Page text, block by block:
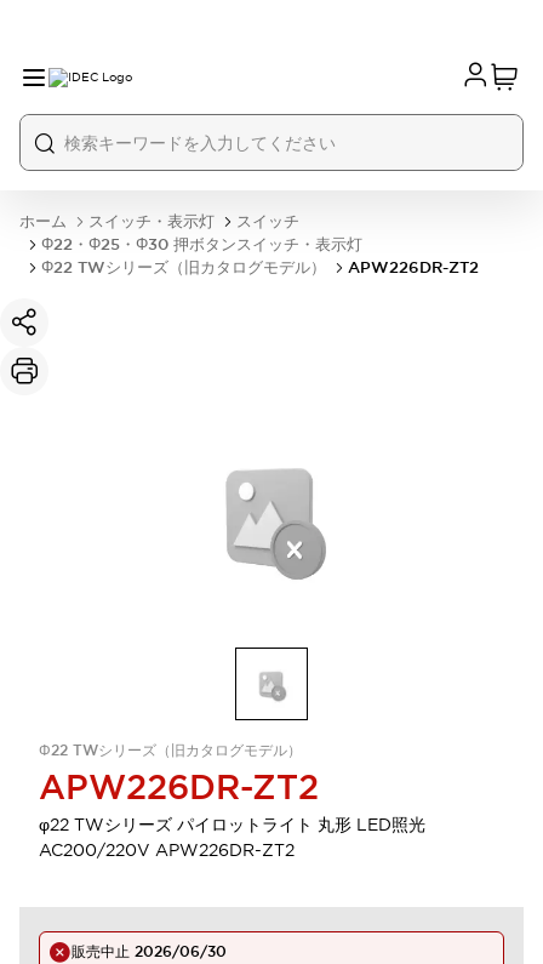
ホーム スイッチ・表示灯
スイッチ
Φ22・Φ25・Φ30 押ボタンスイッチ・表示灯
Φ22 TWシリーズ（旧カタログモデル）
APW226DR-ZT2
Φ22 TWシリーズ（旧カタログモデル）
APW226DR-ZT2
φ22 TWシリーズ パイロットライト 丸形 LED照光
AC200/220V APW226DR-ZT2
販売中止 2026/06/30